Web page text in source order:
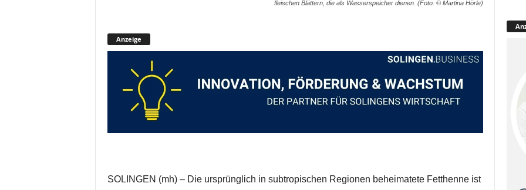
fleischen Blättern, die als Wasserspeicher dienen. (Foto: © Martina Hörle)
Anzeige
SOLINGEN (mh) – Die ursprünglich in subtropischen Regionen beheimatete Fetthenne ist